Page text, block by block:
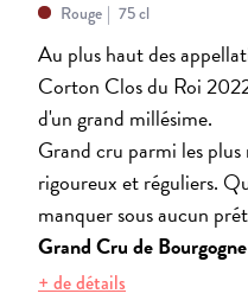
Rouge 75 cl
Au plus haut des
Corton Clos du Roi
d'un grand millésime.
Grand cru parmi les
rigoureux et réguliers.
manquer sous aucun
Grand Cru de
+ de détails